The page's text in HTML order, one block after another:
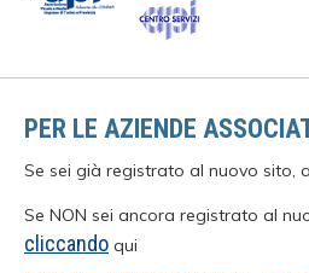
PER LE AZIENDE
Se sei già registrato al nuovo sito,
Se NON sei ancora registrato al
cliccando qui